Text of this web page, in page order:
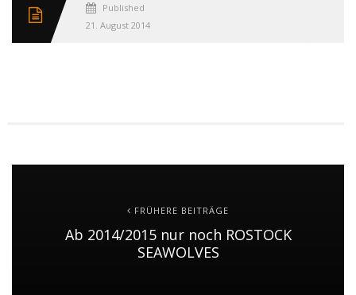
Published
21. August 2014
FRÜHERE BEITRÄGE
Ab 2014/2015 nur noch ROSTOCK
SEAWOLVES